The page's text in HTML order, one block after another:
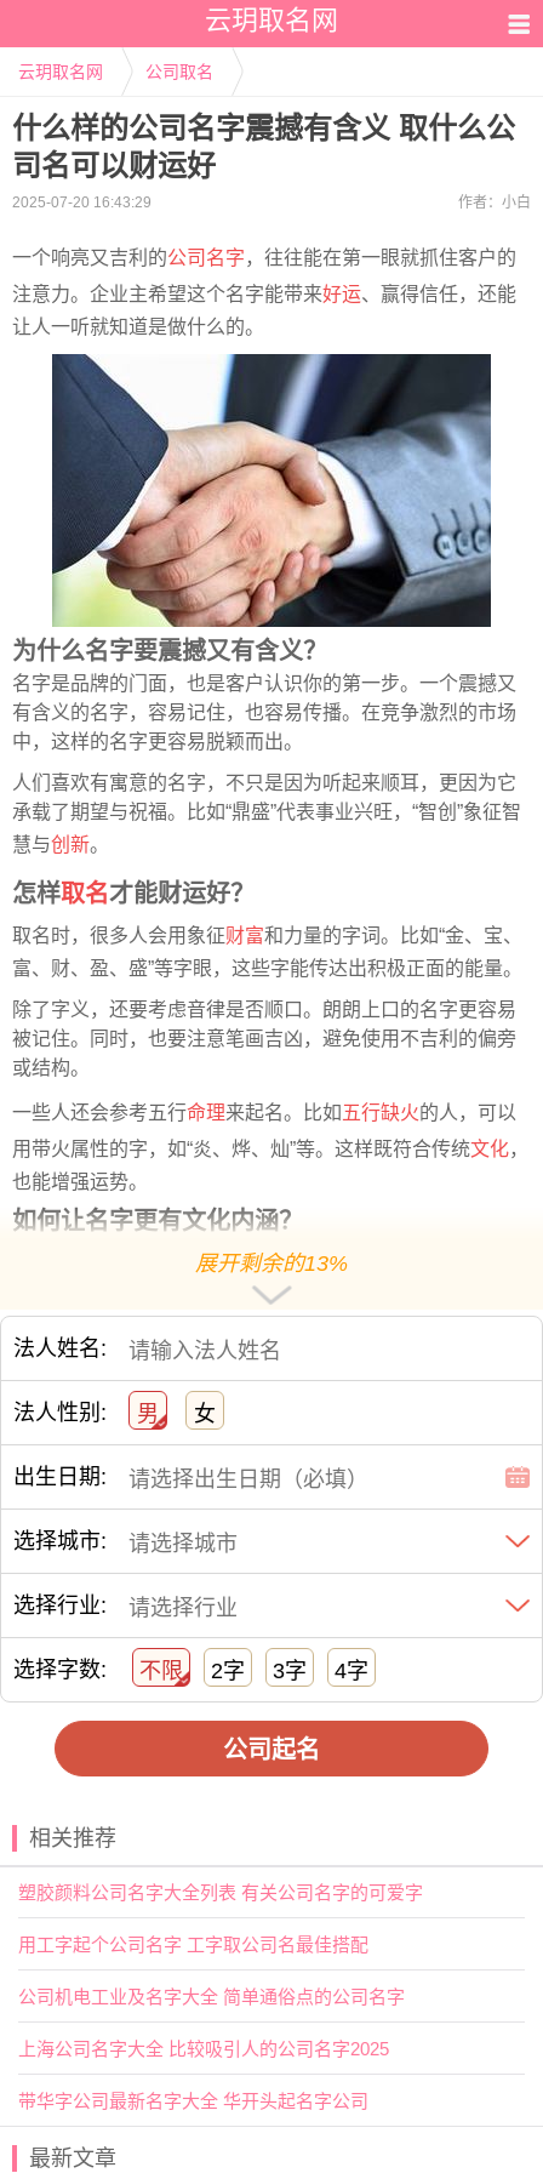
云玥取名网
云玥取名网 公司取名
什么样的公司名字震撼有含义 取什么公
司名可以财运好
2025-07-20 16:43:29 作者： 小白
一个响亮又吉利的公司名字 ，往往能在第一眼就抓住客户的
注意力。企业主希望这个名字能带来好运、赢得信任，还能
让人一听就知道是做什么的。
为什么名字要震撼又有含义？
名字是品牌的门面，也是客户认识你的第一步。一个震撼又
有含义的名字，容易记住，也容易传播。在竞争激烈的市场
中，这样的名字更容易脱颖而出。
人们喜欢有寓意的名字，不只是因为听起来顺耳，更因为它
承载了期望与祝福。比如“鼎盛”代表事业兴旺，“智创”象征智
慧与创新。
怎样取名才能财运好？
取名时，很多人会用象征财富和力量的字词。比如“金、宝、
富、财、盈、盛”等字眼，这些字能传达出积极正面的能量。
除了字义，还要考虑音律是否顺口。朗朗上口的名字更容易
被记住。同时，也要注意笔画吉凶，避免使用不吉利的偏旁
或结构。
一些人还会参考五行命理来起名。比如 五行缺火的人，可以
用带火属性的字，如“炎、烨、灿”等。这样既符合传统文化，
也能增强运势。
如何让名字更有文化内涵？
一个真正好的公司名，不仅要吉利，还要有文化底蕴。比如
“乾元启航”，“坤德控股”这类名字，融合了易经思想，既有气
势，又有深意。
语言的美感也很重要。名字要顺口、易记、读起来顺畅。同
时，它还要能引起共鸣，让人一听就觉得靠谱、值得信赖。
最重要的是，名字要和行业相关。卖茶的公司叫“茗香居”比
知。
取一个震撼有含义、财运好的公司名，是一门讲究技巧的
艺
术。既要符合文化传统，又要适应市场需求。只有把这两者
结合好，名字才能真正发挥作用，助力企业发展。
取一个公司名不难，但要取一个好的公司名就有相当的
难度了。在现实生活中，很多的生意人或老板要求名字要符
合风水，公司名要吉祥，有财运。所谓，适合自己的才是最
好的。想给公司取一个好名字吗？选择下方的
【公司起
，为公司起一个吉利的好名字吧。
展开剩余的13%
法人姓名:
法人性别: 男 女
出生日期:
选择城市:
选择行业:
选择字数: 不限 2字 3字 4字
公司起名
相关推荐
塑胶颜料公司名字大全列表 有关公司名字的可爱字
用工字起个公司名字 工字取公司名最佳搭配
公司机电工业及名字大全 简单通俗点的公司名字
上海公司名字大全 比较吸引人的公司名字2025
带华字公司最新名字大全 华开头起名字公司
最新文章